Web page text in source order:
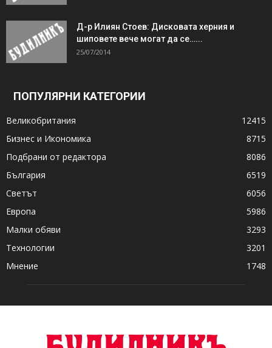
Д-р Илиян Стоев: Дисковата херния и
шиповете вече могат да се…...
25/07/2014
ПОПУЛЯРНИ КАТЕГОРИИ
Великобритания
12415
Бизнес и Икономика
8715
Подбрани от редактора
8086
България
6519
Светът
6056
Европа
5986
Малки обяви
3293
Технологии
3201
Мнение
1748